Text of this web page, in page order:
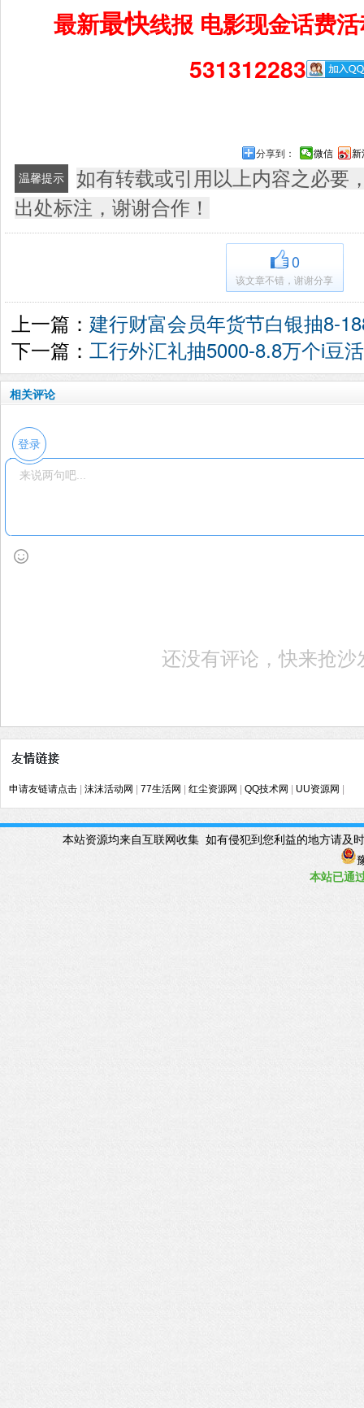
最新最快线报 电影现金话费
531312283
分享到： 微信 新
温馨提示
如有转载或引用以上内容之必要
出处标注，谢谢合作！
0
该文章不错，谢谢分享
上一篇： 建行财富会员年货节白银抽8-
下一篇： 工行外汇礼抽5000-8.8万个i豆
相关评论
登录
还没有评论，快来抢沙
申请友链请点击 沫沫活动网 77生活网 红尘资源网 QQ技术网 UU资源网
本站资源均来自互联网收集 如有侵犯到您利益的地方请
本站已通